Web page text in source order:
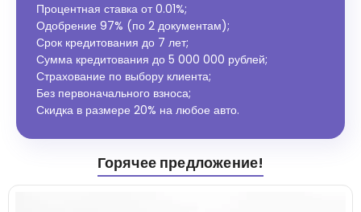
Процентная ставка от0.01%;
Одобрение 97% (по 2 документам);
Срок кредитования до 7 лет;
Сумма кредитования до 5 000 000 рублей;
Страхование по выбору клиента;
Без первоначального взноса;
Скидка в размере 20% на любое авто.
Горячее предложение!